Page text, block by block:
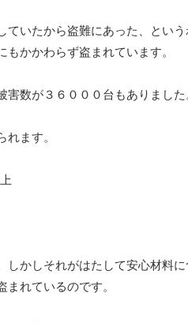
いたから盗難にあった、という
かかわらず盗まれています。
害数が３６０００台もありまし
ます。
かしそれがはたして安心材料に
れているのです。